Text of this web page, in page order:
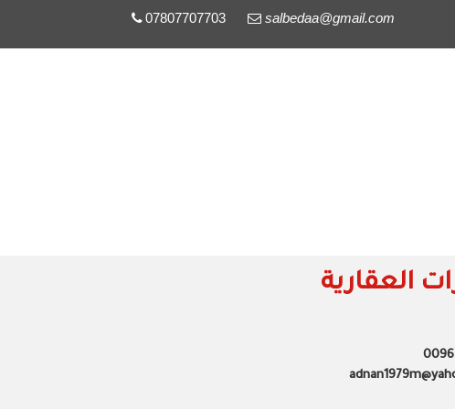
07807707703 salbedaa@gmail.com
العقارية